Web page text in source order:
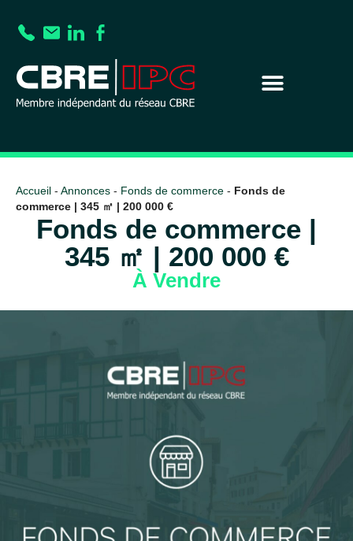
Accueil - Annonces - Fonds de commerce - Fonds de
commerce | 345 ㎡ | 200 000 €
Fonds de commerce |
345 ㎡ | 200 000 €
À Vendre